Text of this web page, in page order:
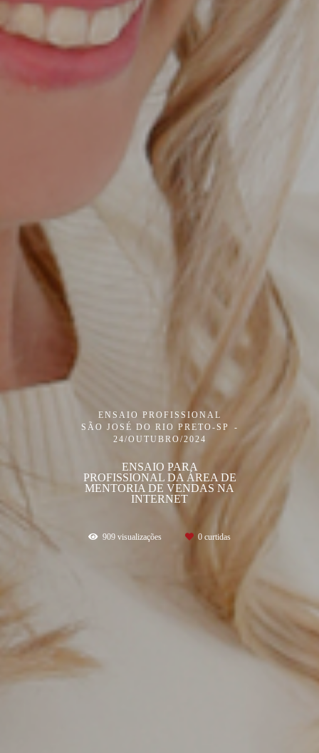
ENSAIO PROFISSIONAL
SÃO JOSÉ DO RIO PRETO-SP
24/OUTUBRO/2024
ENSAIO PARA
PROFISSIONAL DA ÁREA DE
MENTORIA DE VENDAS NA
INTERNET
909 visualizações 0 curtidas